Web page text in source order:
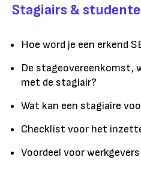
Stagiairs &
Hoe word je een erkend
De stageovereenkomst,
met de stagiair?
Wat kan een stagiaire
Checklist voor het
Voordeel voor